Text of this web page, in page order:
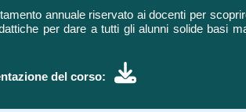
annuale riservato ai docenti per
per dare a tutti gli alunni solide basi
del corso: